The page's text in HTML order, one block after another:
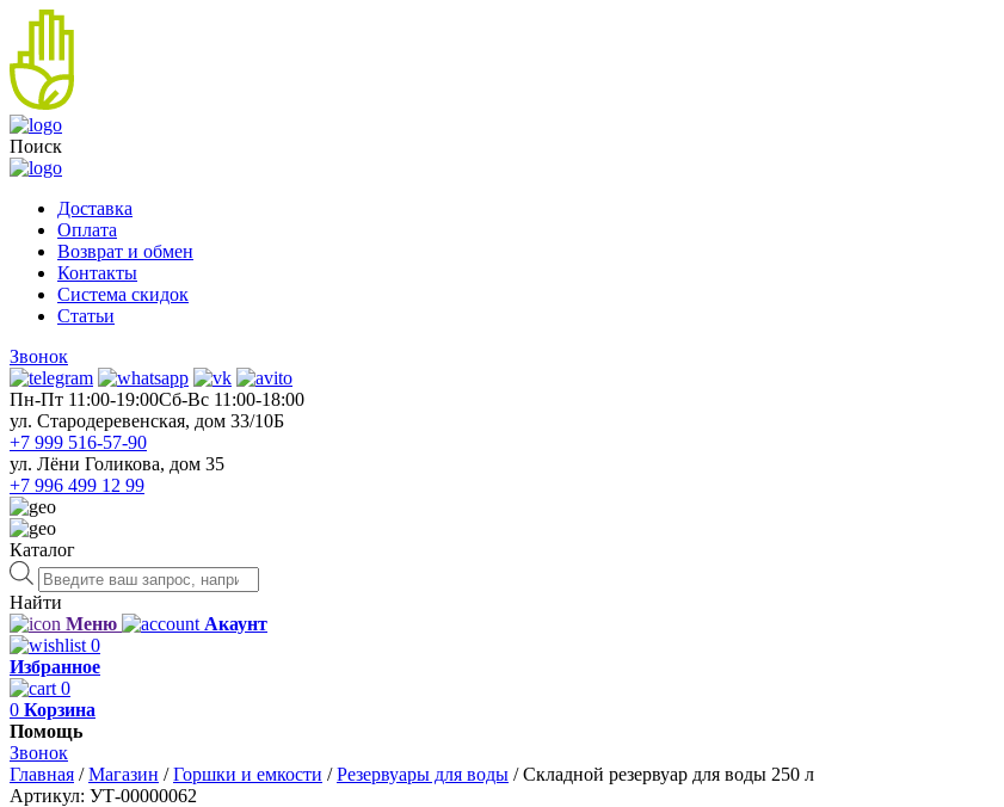
Поиск
Доставка
Оплата
Возврат и обмен
Контакты
Система скидок
Статьи
Звонок
Пн-Пт 11:00-19:00Cб-Вс 11:00-18:00
ул. Стародеревенская, дом 33/10Б
+7 999 516-57-90
ул. Лёни Голикова, дом 35
+7 996 499 12 99
Каталог
Поиск
товаров
Найти
Меню
Акаунт
0
Избранное
0
0 Корзина
Помощь
Звонок
Главная /Магазин /Горшки и емкости /Резервуары для воды /Складной резервуар для воды 250 л
Артикул: УТ-00000062